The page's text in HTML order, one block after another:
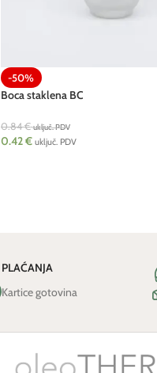
-50%
Boca staklena BC
0.84€ uključ. PDV
0.42€ uključ. PDV
PLAĆANJA
Kartice gotovina